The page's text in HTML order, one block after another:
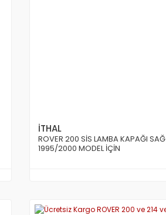
İTHAL
ROVER 200 SİS LAMBA KAPAĞI SAĞ
1995/2000 MODEL İÇİN